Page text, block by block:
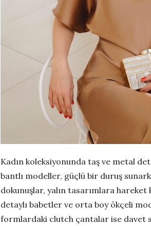
Kadın koleksiyonunda taş ve metal
bantlı modeller, güçlü bir duruş
dokunuşlar, yalın tasarımlara
detaylı babetler ve orta boy ökçeli
formlardaki clutch çantalar ise davet